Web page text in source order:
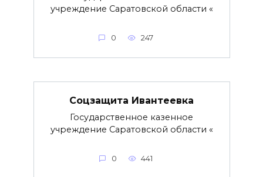
учреждение Саратовской области «
0 247
Соцзащита Ивантеевка
Государственное казенное
учреждение Саратовской области «
0 441